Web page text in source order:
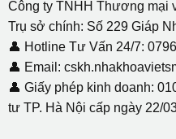
Công ty TNHH Thương mại
Trụ sở chính: Số 229 Giáp
👤 Hotline Tư Vấn 24/7:
👤 Email:
👤 Giấy phép kinh doanh:
tư TP. Hà Nội cấp ngày 22/